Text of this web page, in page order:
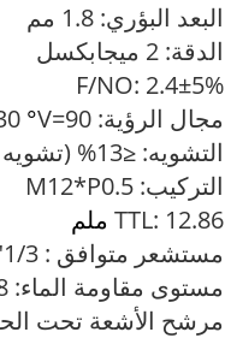
البعد البؤري: 1.8 مم
الدقة: 2 ميجابكسل
F/NO: 2.4±5%
مجال الرؤية: D=145° H=130
°V=90
التشويه: ≤13% (تشويه صغير)
التركيب: M12*P0.5
TTL: 12.86 ملم
مستشعر متوافق : 1/3"
مستوى مقاومة الماء: IR68
مرشح الأشعة تحت الحمراء: 650